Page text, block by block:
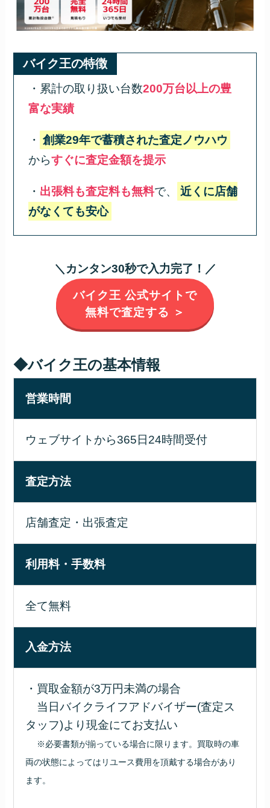
バイク王の特徴
・累計の取り扱い台数200万台以上の豊
富な実績
・ 創業29年で蓄積された査定ノウハウ
からすぐに査定金額を提示
・ 出張料も査定料も無料で、
近くに店舗
がなくても安心
＼カンタン30秒で入力完了！／
バイク王 公式サイトで
無料で査定する ＞
◆バイク王の基本情報
営業時間
ウェブサイトから365日24時間受付
査定方法
店舗査定・出張査定
利用料・手数料
全て無料
入金方法
・買取金額が3万円未満の場合
当日バイクライフアドバイザー(査定ス
タッフ)より現金にてお支払い
※必要書類が揃っている場合に限ります。買取時の車
両の状態によってはリユース費用を頂戴する場合があり
ます。